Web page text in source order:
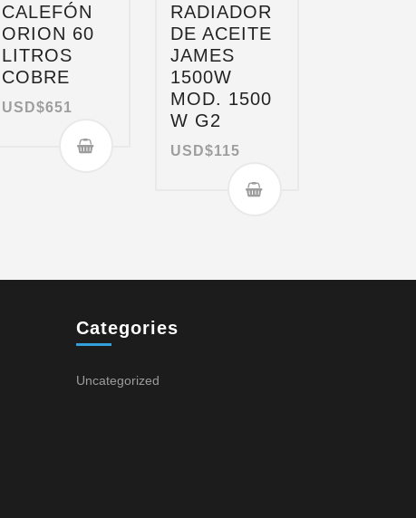
CALEFÓN
ORION 60
LITROS
COBRE
USD$651
RADIADOR
DE ACEITE
JAMES
1500W
MOD. 1500
W G2
USD$115
Categories
Uncategorized